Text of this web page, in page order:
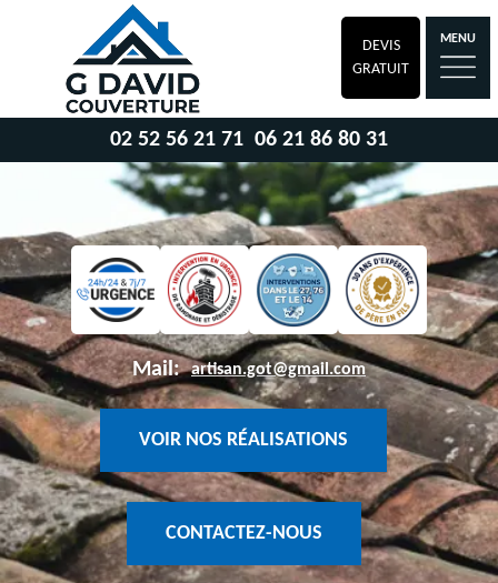
DEVIS
GRATUIT
MENU
02 52 56 21 71 06 21 86 80 31
Mail: artisan.got@gmail.com
VOIR NOS RÉALISATIONS
CONTACTEZ-NOUS